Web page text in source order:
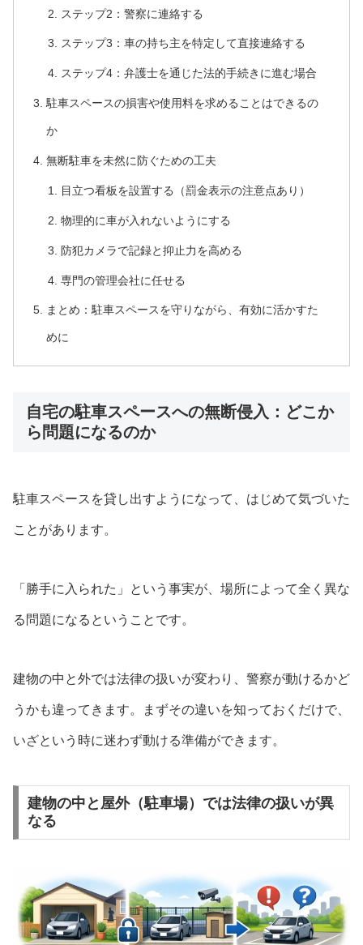
ステップ2：警察に連絡する
ステップ3：車の持ち主を特定して直接連絡する
ステップ4：弁護士を通じた法的手続きに進む場合
駐車スペースの損害や使用料を求めることはできるの
か
無断駐車を未然に防ぐための工夫
目立つ看板を設置する（罰金表示の注意点あり）
物理的に車が入れないようにする
防犯カメラで記録と抑止力を高める
専門の管理会社に任せる
まとめ：駐車スペースを守りながら、有効に活かすた
めに
自宅の駐車スペースへの無断侵入：どこか
ら問題になるのか
駐車スペースを貸し出すようになって、はじめて気づいた
ことがあります。
「勝手に入られた」という事実が、場所によって全く異な
る問題になるということです。
建物の中と外では法律の扱いが変わり、警察が動けるかど
うかも違ってきます。まずその違いを知っておくだけで、
いざという時に迷わず動ける準備ができます。
建物の中と屋外（駐車場）では法律の扱いが異
なる